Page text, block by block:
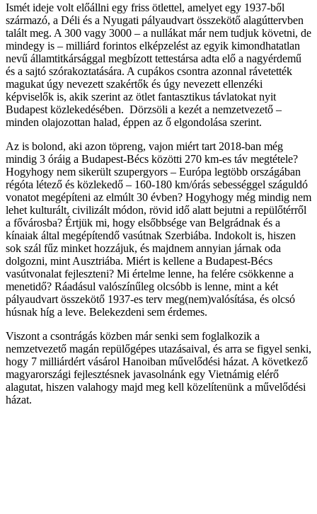
Ismét ideje volt előállni egy friss ötlettel, amelyet egy 1937-ből
származó, a Déli és a Nyugati pályaudvart összekötő alagúttervben
talált meg. A 300 vagy 3000 – a nullákat már nem tudjuk követni, de
mindegy is – milliárd forintos elképzelést az egyik kimondhatatlan
nevű államtitkársággal megbízott tettestársa adta elő a nagyérdemű
és a sajtó szórakoztatására. A cupákos csontra azonnal rávetették
magukat úgy nevezett szakértők és úgy nevezett ellenzéki
képviselők is, akik szerint az ötlet fantasztikus távlatokat nyit
Budapest közlekedésében. Dörzsöli a kezét a nemzetvezető –
minden olajozottan halad, éppen az ő elgondolása szerint.
Az is bolond, aki azon töpreng, vajon miért tart 2018-ban még
mindig 3 óráig a Budapest-Bécs közötti 270 km-es táv megtétele?
Hogyhogy nem sikerült szupergyors – Európa legtöbb országában
régóta létező és közlekedő – 160-180 km/órás sebességgel száguldó
vonatot megépíteni az elmúlt 30 évben? Hogyhogy még mindig nem
lehet kulturált, civilizált módon, rövid idő alatt bejutni a repülőtérről
a fővárosba? Értjük mi, hogy elsőbbsége van Belgrádnak és a
kínaiak által megépítendő vasútnak Szerbiába. Indokolt is, hiszen
sok szál fűz minket hozzájuk, és majdnem annyian járnak oda
dolgozni, mint Ausztriába. Miért is kellene a Budapest-Bécs
vasútvonalat fejleszteni? Mi értelme lenne, ha felére csökkenne a
menetidő? Ráadásul valószínűleg olcsóbb is lenne, mint a két
pályaudvart összekötő 1937-es terv meg(nem)valósítása, és olcsó
húsnak híg a leve. Belekezdeni sem érdemes.
Viszont a csontrágás közben már senki sem foglalkozik a
nemzetvezető magán repülőgépes utazásaival, és arra se figyel senki,
hogy 7 milliárdért vásárol Hanoiban művelődési házat. A következő
magyarországi fejlesztésnek javasolnánk egy Vietnámig elérő
alagutat, hiszen valahogy majd meg kell közelítenünk a művelődési
házat.